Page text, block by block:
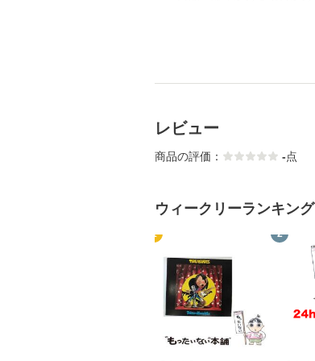
レビュー
商品の評価： -点
ウィークリーランキング
1 2